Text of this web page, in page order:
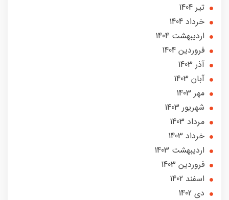
تير 1404
خرداد 1404
ارديبهشت 1404
فروردین 1404
آذر 1403
آبان 1403
مهر 1403
شهریور 1403
مرداد 1403
خرداد 1403
ارديبهشت 1403
فروردین 1403
اسفند 1402
دی 1402